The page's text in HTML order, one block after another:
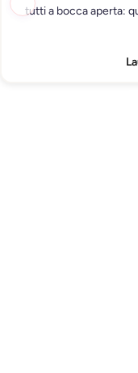
tutti a bocca aperta: